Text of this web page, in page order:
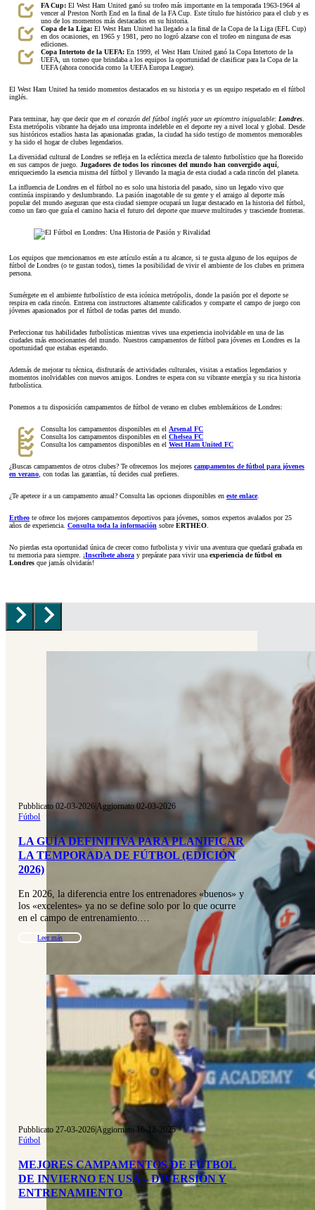
FA Cup: El West Ham United ganó su trofeo más importante en la temporada 1963-1964 al
vencer al Preston North End en la final de la FA Cup. Este título fue histórico para el club y es
uno de los momentos más destacados en su historia.
Copa de la Liga: El West Ham United ha llegado a la final de la Copa de la Liga (EFL Cup)
en dos ocasiones, en 1965 y 1981, pero no logró alzarse con el trofeo en ninguna de esas
ediciones.
Copa Intertoto de la UEFA: En 1999, el West Ham United ganó la Copa Intertoto de la
UEFA, un torneo que brindaba a los equipos la oportunidad de clasificar para la Copa de la
UEFA (ahora conocida como la UEFA Europa League).
El West Ham United ha tenido momentos destacados en su historia y es un equipo respetado en el fútbol
inglés.
Para terminar, hay que decir que en el corazón del fútbol inglés yace un epicentro inigualable: Londres
Esta metrópolis vibrante ha dejado una impronta indeleble en el deporte rey a nivel local y global. Desde
sus históricos estadios hasta las apasionadas gradas, la ciudad ha sido testigo de momentos memorables
y ha sido el hogar de clubes legendarios.
La diversidad cultural de Londres se refleja en la ecléctica mezcla de talento futbolístico que ha florecido
en sus campos de juego. Jugadores de todos los rincones del mundo han convergido aquí
enriqueciendo la esencia misma del fútbol y llevando la magia de esta ciudad a cada rincón del planeta.
La influencia de Londres en el fútbol no es solo una historia del pasado, sino un legado vivo que
continúa inspirando y deslumbrando. La pasión inagotable de su gente y el arraigo al deporte más
popular del mundo aseguran que esta ciudad siempre ocupará un lugar destacado en la historia del fútbol,
como un faro que guía el camino hacia el futuro del deporte que mueve multitudes y trasciende fronteras.
Los equipos que mencionamos en este artículo están a tu alcance, si te gusta alguno de los equipos de
fútbol de Londres (o te gustan todos), tienes la posibilidad de vivir el ambiente de los clubes en primera
persona.
Sumérgete en el ambiente futbolístico de esta icónica metrópolis, donde la pasión por el deporte se
respira en cada rincón. Entrena con instructores altamente calificados y comparte el campo de juego con
jóvenes apasionados por el fútbol de todas partes del mundo.
Perfeccionar tus habilidades futbolísticas mientras vives una experiencia inolvidable en una de las
ciudades más emocionantes del mundo. Nuestros campamentos de fútbol para jóvenes en Londres es la
oportunidad que estabas esperando.
Además de mejorar tu técnica, disfrutarás de actividades culturales, visitas a estadios legendarios y
momentos inolvidables con nuevos amigos. Londres te espera con su vibrante energía y su rica historia
futbolística.
Ponemos a tu disposición campamentos de fútbol de verano en clubes emblemáticos de Londres:
Consulta los campamentos disponibles en el Arsenal FC
Consulta los campamentos disponibles en el Chelsea FC
Consulta los campamentos disponibles en el West Ham United FC
¿Buscas campamentos de otros clubes? Te ofrecemos los mejores campamentos de fútbol para jóvenes
en verano , con todas las garantías, tú decides cual prefieres.
¿Te apetece ir a un campamento anual? Consulta las opciones disponibles en este enlace.
Ertheo te ofrece los mejores campamentos deportivos para jóvenes, somos expertos avalados por 25
años de experiencia. Consulta toda la información sobre ERTHEO
No pierdas esta oportunidad única de crecer como futbolista y vivir una aventura que quedará grabada en
tu memoria para siempre. ¡Inscríbete ahora y prepárate para vivir una experiencia de fútbol en
Londres que jamás olvidarás!
Pubblicato 02-03-2026|Aggiornato 02-03-2026
Fútbol
LA GUÍA DEFINITIVA PARA PLANIFICAR
LA TEMPORADA DE FÚTBOL (EDICIÓN
2026)
En 2026, la diferencia entre los entrenadores «buenos» y
los «excelentes» ya no se define solo por lo que ocurre
en el campo de entrenamiento.…
Leer más
Pubblicato 27-03-2026|Aggiornato 16-12-2025
Fútbol
MEJORES CAMPAMENTOS DE FÚTBOL
DE INVIERNO EN USA – DIVERSIÓN Y
ENTRENAMIENTO